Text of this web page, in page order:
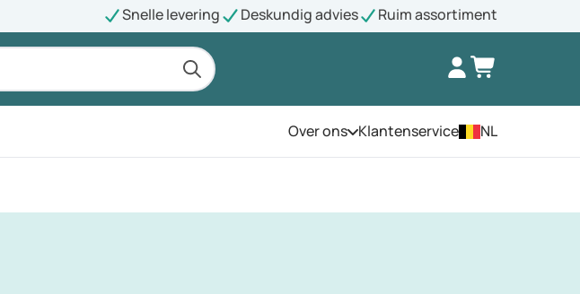
Snelle levering Deskundig advies Ruim assortiment
Over onsOpen het menu
Klantenservice NL